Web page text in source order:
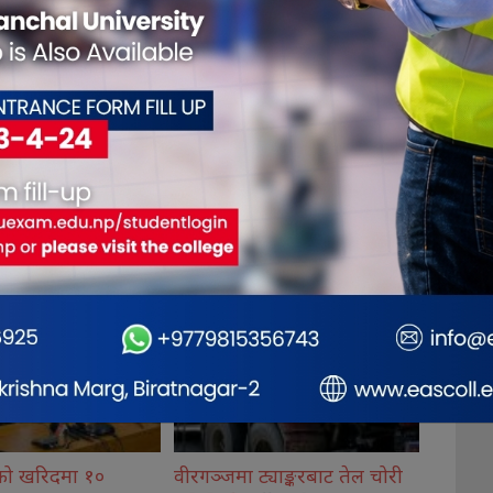
तेल चोरी
कोइराला निवास पुनर्निर्माण तथा